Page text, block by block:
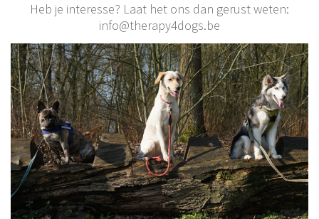
Heb je interesse? Laat het ons dan gerust weten:
info@therapy4dogs.be